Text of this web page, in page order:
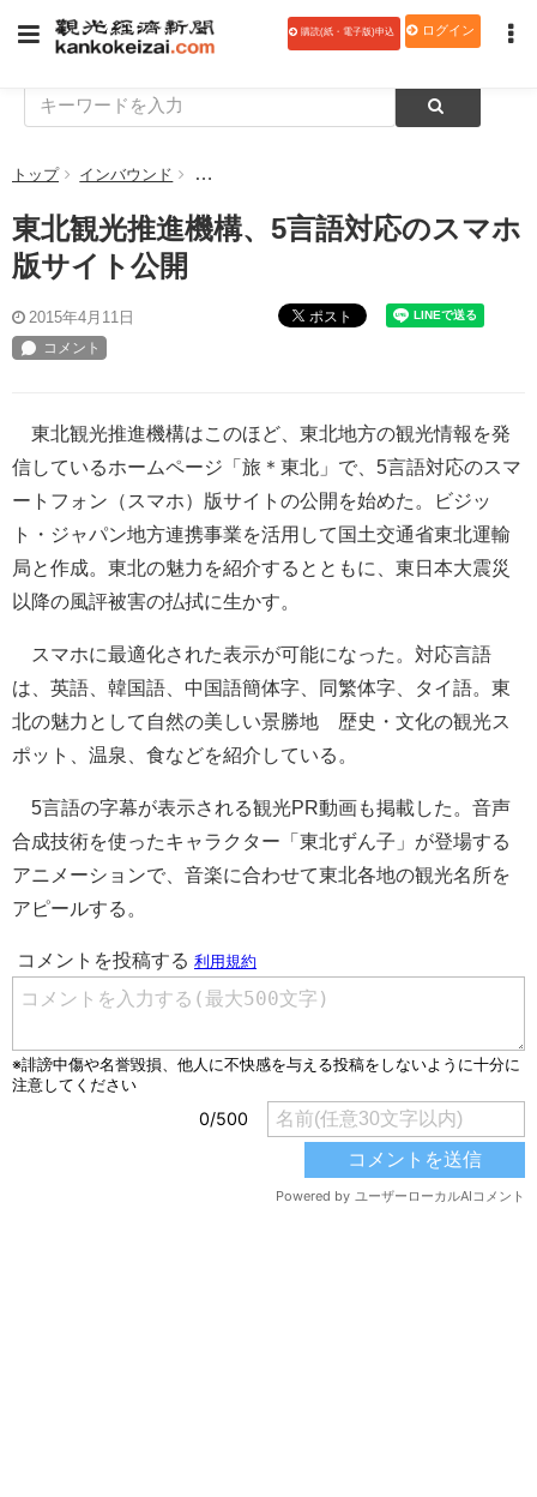
購読(紙・電子版)申込 ログイン
トップ インバウンド 東北観光推進機構、5言語対応のスマホ版サイト
東北観光推進機構、5言語対応のスマホ
版サイト公開
2015年4月11日 ポスト
東北観光推進機構はこのほど、東北地方の観光情報を発
信しているホームページ「旅＊東北」で、5言語対応のスマ
ートフォン（スマホ）版サイトの公開を始めた。ビジッ
ト・ジャパン地方連携事業を活用して国土交通省東北運輸
局と作成。東北の魅力を紹介するとともに、東日本大震災
以降の風評被害の払拭に生かす。
スマホに最適化された表示が可能になった。対応言語
は、英語、韓国語、中国語簡体字、同繁体字、タイ語。東
北の魅力として自然の美しい景勝地 歴史・文化の観光ス
ポット、温泉、食などを紹介している。
5言語の字幕が表示される観光PR動画も掲載した。音声
合成技術を使ったキャラクター「東北ずん子」が登場する
アニメーションで、音楽に合わせて東北各地の観光名所を
アピールする。